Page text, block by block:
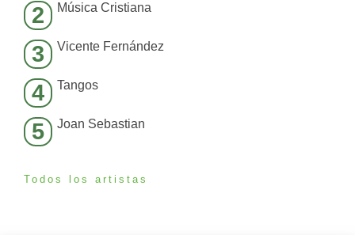
2 Música Cristiana
3 Vicente Fernández
4 Tangos
5 Joan Sebastian
Todos los artistas